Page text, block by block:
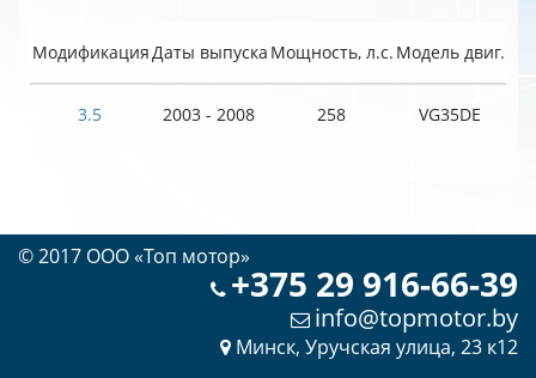
МодификацияДаты выпуска Мощность, л.с. Модель двиг.
3.5 2003 - 2008 258 VG35DE
© 2017 OOO «Топ мотор»
+375 29 916-66-39
info@topmotor.by
Минск, Уручская улица, 23 к12